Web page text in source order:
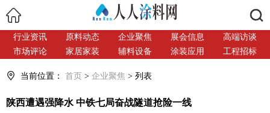
行业资讯 原料动态 企业聚焦 展会信息
高端访谈
市场评论
家居家装 辅料设备 涂装应用 工程招标
当前位置： 首页 > 企业聚焦 > 列表
陕西遭遇强降水 中铁七局奋战隧道抢险一线